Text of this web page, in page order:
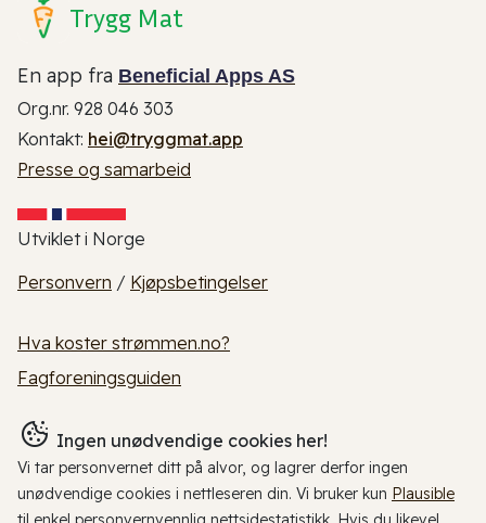
Trygg Mat
En app fra Beneficial Apps AS
Org.nr. 928 046 303
Kontakt: hei@tryggmat.app
Presse og samarbeid
Utviklet i Norge
Personvern / Kjøpsbetingelser
Hva koster strømmen.no?
Fagforeningsguiden
Ingen unødvendige cookies her!
Vi tar personvernet ditt på alvor, og lagrer derfor ingen
unødvendige cookies i nettleseren din. Vi bruker kun Plausible